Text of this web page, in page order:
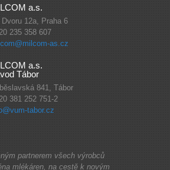
a.s.
Dvoru 12a, Praha 6
235 358 607
as.cz
a.s.
Tábor
841, Tábor
381 252 751-2
tabor.cz
partnerem všech výrobců
mlékáren, na cestě k novým